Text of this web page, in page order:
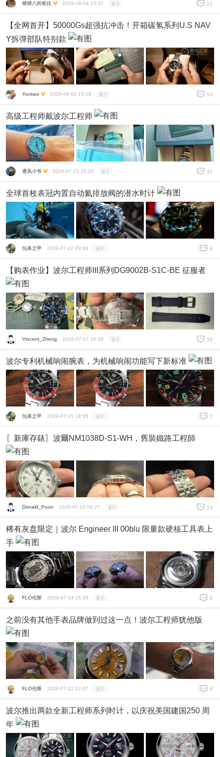
猪猪八的爸比 2026-08-04 13:37 波尔 11
【全网首开】50000Gs超强抗冲击！开箱碳氢系列U.S NAV
Y拆弹部队特别款
Yonkee 2026-08-02 15:18 波尔 53
高级工程师戴波尔工程师
逐风小爷 2026-07-23 14:28 波尔 42
全球首枚表冠内置自动氦排放阀的潜水时计
玩表之甲 2026-07-22 09:34 波尔 8
【购表作业】波尔工程师III系列DG9002B-S1C-BE 征服者
Vincent_Zheng 2026-07-17 16:58 波尔 18
波尔专利机械响闹腕表，为机械响闹功能写下新标准
玩表之甲 2026-07-15 18:55 波尔 7
〖新庫存錶〗波爾NM1038D-S1-WH，舊裝鐵路工程師
Donald_Poon 2026-07-15 09:27 波尔 13
稀有灰盘限定｜波尔 Engineer III 00blu 限量款硬核工具表上
手
FLO伦斯 2026-07-14 15:35 波尔 6
之前没有其他手表品牌做到过这一点！波尔工程师犹他版
FLO伦斯 2026-07-12 22:07 波尔 6
波尔推出两款全新工程师系列时计，以庆祝美国建国250 周
年